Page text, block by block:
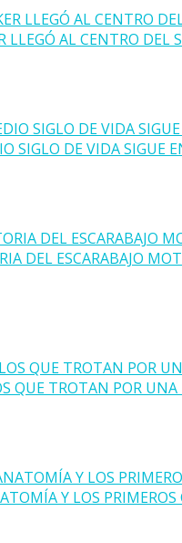
LLEGÓ AL CENTRO DEL
SIGLO DE VIDA SIGUE
DEL ESCARABAJO
QUE TROTAN POR
Y LOS PRIMEROS